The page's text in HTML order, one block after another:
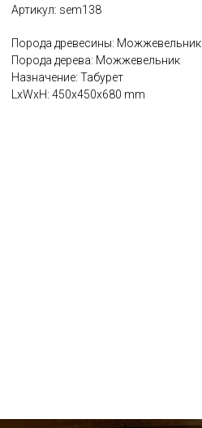
Артикул: sem138
Порода древесины: Можжевельник
Порода дерева: Можжевельник
Назначение: Табурет
LxWxH: 450x450x680 mm